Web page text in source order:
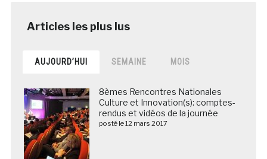
AUJOURD’HUI SEMAINE MOIS
8èmes Rencontres Nationales
Culture et Innovation(s): comptes-
rendus et vidéos de la journée
posté le 12 mars 2017